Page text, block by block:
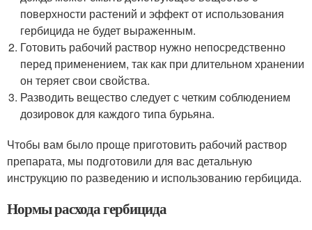
поверхности растений и эффект от использования
гербицида не будет выраженным.
Готовить рабочий раствор нужно непосредственно
перед применением, так как при длительном хранении
он теряет свои свойства.
Разводить вещество следует с четким соблюдением
дозировок для каждого типа бурьяна.
Чтобы вам было проще приготовить рабочий раствор
препарата, мы подготовили для вас детальную
инструкцию по разведению и использованию гербицида.
Нормы расхода гербицида